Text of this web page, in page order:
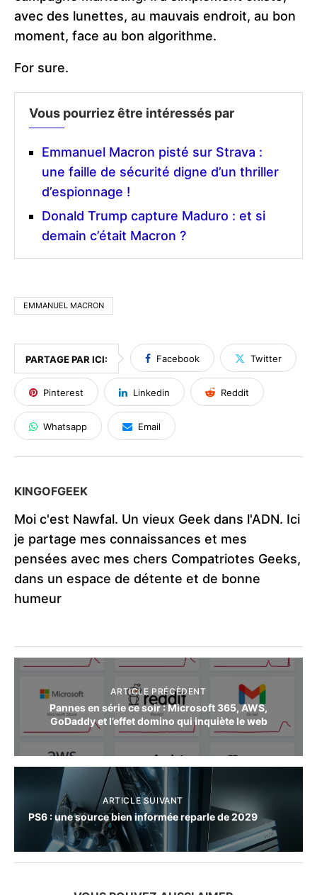
avec des lunettes, au mauvais endroit, au bon
moment, face au bon algorithme.
For sure.
Vous pourriez être intéressés par
Emmanuel Macron pisté sur Strava :
une faille de sécurité digne d’un thriller
d’espionnage !
Donald Trump capture Maduro : et si
demain c’était Macron ?
EMMANUEL MACRON
PARTAGE PAR ICI: Facebook Twitter
Pinterest Linkedin Reddit
Whatsapp Email
KINGOFGEEK
Moi c'est Nawfal. Un vieux Geek dans l'ADN. Ici
je partage mes connaissances et mes
pensées avec mes chers Compatriotes Geeks,
dans un espace de détente et de bonne
humeur
ARTICLE PRÉCÈDENT
Pannes en série ce soir : Microsoft 365, AWS,
GoDaddy et l’effet domino qui inquiète le web
ARTICLE SUIVANT
PS6 : une source bien informée reparle de 2029